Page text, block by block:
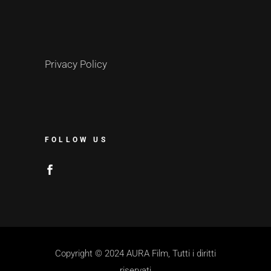
Privacy Policy
FOLLOW US
Copyright © 2024 AURA Film, Tutti i diritti